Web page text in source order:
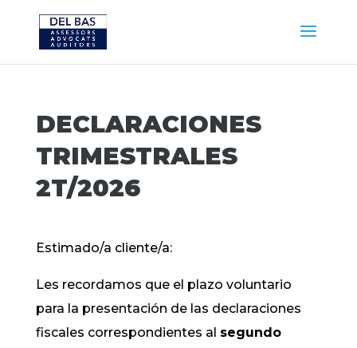
DECLARACIONES
TRIMESTRALES
2T/2026
Estimado/a cliente/a:
Les recordamos que el plazo voluntario
para la presentación de las declaraciones
fiscales correspondientes al segundo